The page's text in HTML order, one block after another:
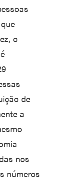
o
de
a
nos
números